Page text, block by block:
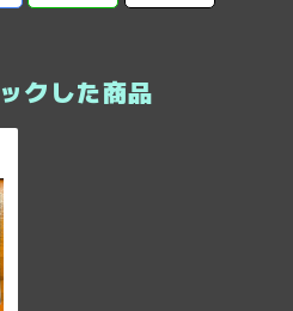
クした商品